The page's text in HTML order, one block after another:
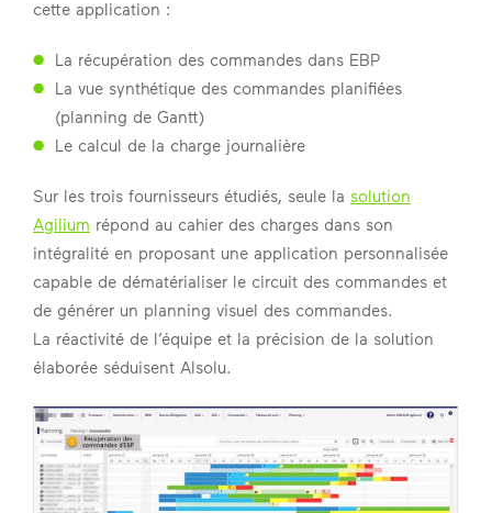
cette application :
La récupération des commandes dans EBP
La vue synthétique des commandes planifiées
(planning de Gantt)
Le calcul de la charge journalière
Sur les trois fournisseurs étudiés, seule la solution
Agilium répond au cahier des charges dans son
intégralité en proposant une application personnalisée
capable de dématérialiser le circuit des commandes et
de générer un planning visuel des commandes.
La réactivité de l’équipe et la précision de la solution
élaborée séduisent Alsolu.